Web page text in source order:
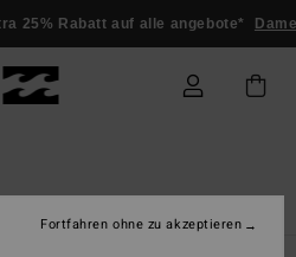
auf alle angebote* Damen Herren
Fortfahren ohne zu akzeptieren